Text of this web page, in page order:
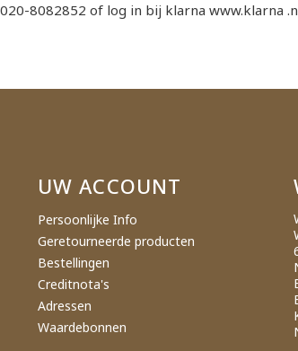
8082852 of log in bij klarna www.klarna
UW ACCOUNT
Persoonlijke Info
Geretourneerde producten
Bestellingen
Creditnota's
Adressen
Waardebonnen